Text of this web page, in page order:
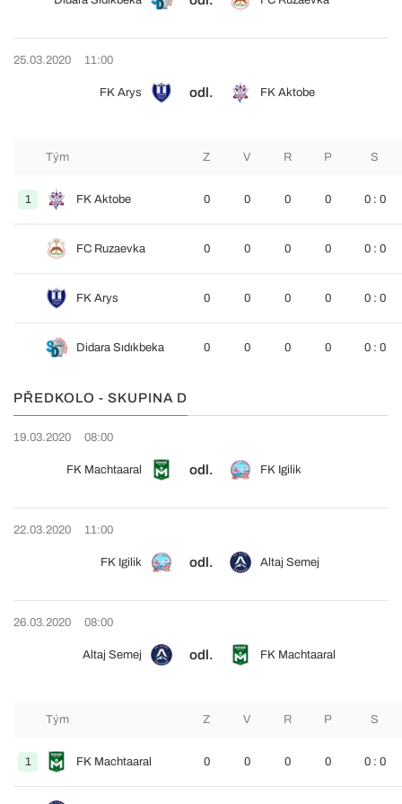
25.03.2020 11:00
FK Arys odl. FK Aktobe
Tým Z V R P S
1 FK Aktobe 0 0 0 0 0 : 0
FC Ruzaevka 0 0 0 0 0 : 0
FK Arys 0 0 0 0 0 : 0
Didara Sıdıkbeka 0 0 0 0 0 : 0
PŘEDKOLO - SKUPINA D
19.03.2020 08:00
FK Machtaaral odl. FK Igilik
22.03.2020 11:00
FK Igilik odl. Altaj Semej
26.03.2020 08:00
Altaj Semej odl. FK Machtaaral
Tým Z V R P S
1 FK Machtaaral 0 0 0 0 0 : 0